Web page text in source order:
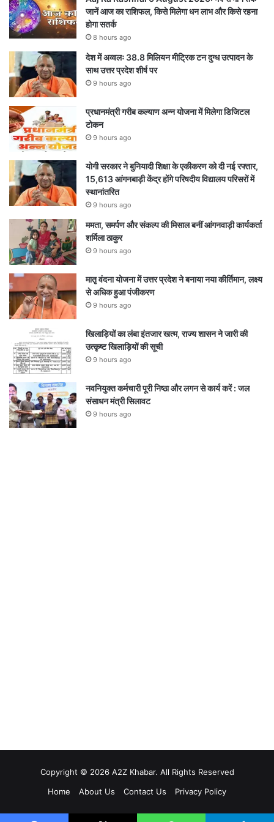
जानें आज का राशिफल, किसे मिलेगा धन लाभ और किसे रहना
होगा सतर्क
8 hours ago
देश में अव्वलः 38.8 मिलियन मीट्रिक टन दुग्ध उत्पादन के
साथ उत्तर प्रदेश शीर्ष पर
9 hours ago
प्रधानमंत्री गरीब कल्याण अन्न योजना में मिलेगा डिजिटल
टोकन
9 hours ago
योगी सरकार ने बुनियादी शिक्षा के एकीकरण को दी नई रफ्तार,
15,613 आंगनबाड़ी केंद्र होंगे परिषदीय विद्यालय परिसरों में
स्थानांतरित
9 hours ago
ममता, समर्पण और संकल्प की मिसाल बनीं आंगनवाड़ी कार्यकर्ता
शर्मिला ठाकुर
9 hours ago
मातृ वंदना योजना में उत्तर प्रदेश ने बनाया नया कीर्तिमान, लक्ष्य
से अधिक हुआ पंजीकरण
9 hours ago
खिलाड़ियों का लंबा इंतजार खत्म, राज्य शासन ने जारी की
उत्कृष्ट खिलाड़ियों की सूची
9 hours ago
नवनियुक्त कर्मचारी पूरी निष्ठा और लगन से कार्य करें : जल
संसाधन मंत्री सिलावट
9 hours ago
Copyright © 2026 A2Z Khabar. All Rights Reserved
Home
About Us Contact Us Privacy Policy